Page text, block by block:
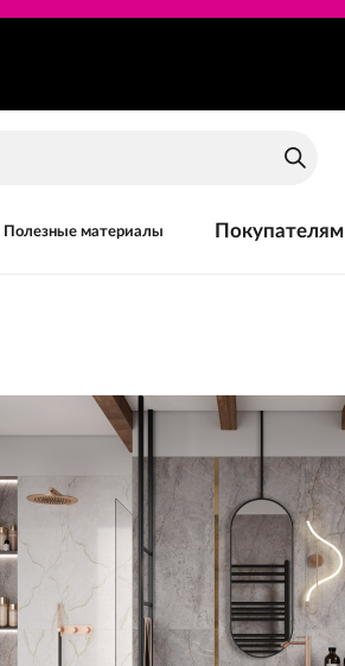
Полезные материалы Покупателям